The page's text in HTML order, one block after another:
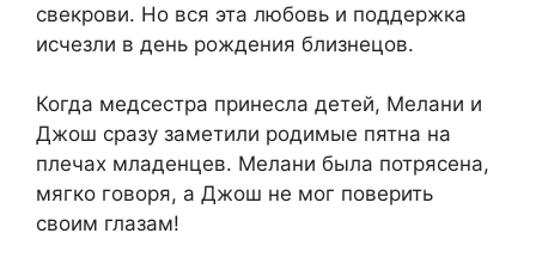
свекрови. Но вся эта любовь и поддержка
исчезли в день рождения близнецов.
Когда медсестра принесла детей, Мелани и
Джош сразу заметили родимые пятна на
плечах младенцев. Мелани была потрясена,
мягко говоря, а Джош не мог поверить
своим глазам!